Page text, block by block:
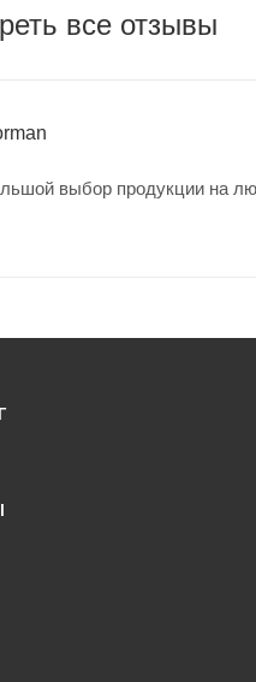
все отзывы
выбор продукции на